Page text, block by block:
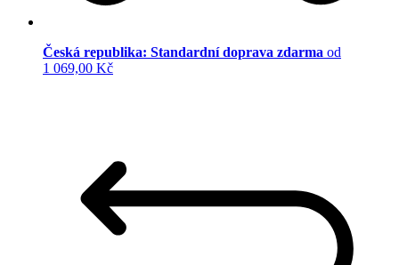
Česká republika: Standardní doprava zdarma od
1 069,00 Kč